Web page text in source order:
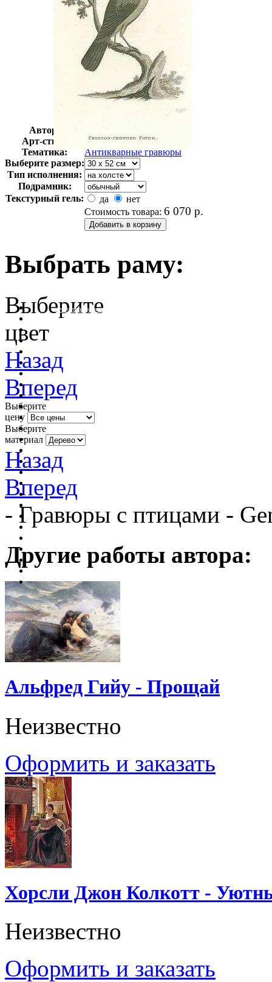
Автор:
Арт-стиль
Гравюры
Тематика:
Антикварные гравюры
Выберите размер:
Тип исполнения:
Подрамник:
Текстурный гель:
да
нет
Стоимость товара: 6 070 р.
Выбрать раму:
очистить фильтр цвета
Выберите
цвет
Назад
Вперед
Выберите
цену
Выберите
материал
Назад
Вперед
- Гравюры с птицами -
Другие работы автора:
Альфред Гийу - Прощай
Неизвестно
Оформить и заказать
Хорсли Джон Колкотт -
Неизвестно
Оформить и заказать